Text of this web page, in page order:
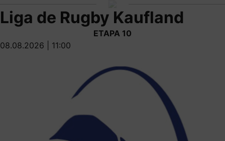
Liga de Rugby Kaufland
ETAPA 10
08.08.2026 | 11:00